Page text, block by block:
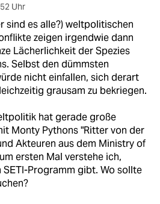
Uhr
sind es alle?) weltpolitischen
zeigen irgendwie dann
Lächerlichkeit der Spezies
Selbst den dümmsten
nicht einfallen, sich derart
grausam zu bekriegen.
hat gerade große
Monty Pythons "Ritter von der
Akteuren aus dem Ministry of
ersten Mal verstehe ich,
SETI-Programm gibt. Wo sollte